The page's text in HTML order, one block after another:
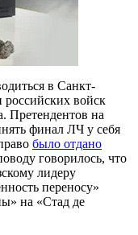
в Санкт-
российских войск
Претендентов на
финал ЛЧ у себя
было отдано
говорилось, что
лидеру
переносу»
на «Стад де